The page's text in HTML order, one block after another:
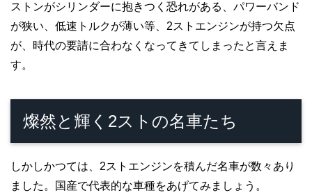
ストンがシリンダーに抱きつく恐れがある、パワーバンド
が狭い、低速トルクが薄い等、2ストエンジンが持つ欠点
が、時代の要請に合わなくなってきてしまったと言えま
す。
燦然と輝く2ストの名車たち
しかしかつては、2ストエンジンを積んだ名車が数々あり
ました。国産で代表的な車種をあげてみましょう。